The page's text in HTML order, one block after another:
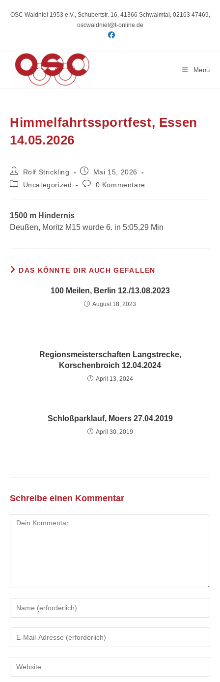
InhaltOSC Waldniel 1953 e.V., Schubertstr. 16, 41366 Schwalmtal, 02163 47469,
oscwaldniel@t-online.de
Menü
Himmelfahrtssportfest, Essen
14.05.2026
Beitrags-
Autor:
Rolf Strickling
Beitrag
veröffentlicht:
Mai 15, 2026
Beitrags-Uncategorized
Beitrags-
0 Kommentare
1500 m Hindernis
Deußen, Moritz M15 wurde 6. in 5:05,29 Min
DAS KÖNNTE DIR AUCH GEFALLEN
100 Meilen, Berlin 12./13.08.2023
August 18, 2023
Regionsmeisterschaften Langstrecke,
Korschenbroich 12.04.2024
April 13, 2024
Schloßparklauf, Moers 27.04.2019
April 30, 2019
Schreibe einen Kommentar
Kommentar
deinen
oder
Kommentieren
ein
deine
Mail-
deine